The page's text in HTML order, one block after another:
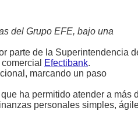
del Grupo EFE, bajo una
parte de la Superintendencia
Efectibank.
marcando un paso
ha permitido atender a más
personales simples,